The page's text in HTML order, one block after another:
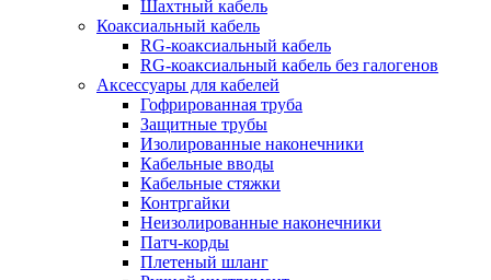
Шахтный кабель
Коаксиальный кабель
RG-коаксиальный кабель
RG-коаксиальный кабель без галогенов
Аксессуары для кабелей
Гофрированная труба
Защитные трубы
Изолированные наконечники
Кабельные вводы
Кабельные стяжки
Контргайки
Неизолированные наконечники
Патч-корды
Плетеный шланг